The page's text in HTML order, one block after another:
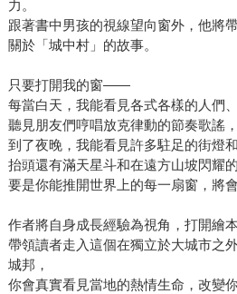
力。
跟著書中男孩的視線望向窗外，他將
關於「城中村」的故事。
只要打開我的窗――
每當白天，我能看見各式各樣的人們
聽見朋友們哼唱放克律動的節奏歌謠
到了夜晚，我能看見許多駐足的街燈
抬頭還有滿天星斗和在遠方山坡閃耀的
要是你能推開世界上的每一扇窗，將
作者將自身成長經驗為視角，打開繪
帶領讀者走入這個在獨立於大城市之
城邦，
你會真實看見當地的熱情生命，改變